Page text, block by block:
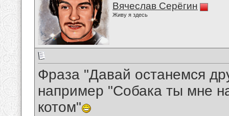
Вячеслав Серёгин
Живу я здесь
Фраза "Давай останемся
например "Собака ты мне
котом"